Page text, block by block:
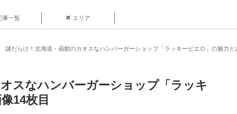
事一覧 エリア
謎だらけ！北海道・函館のカオスなハンバーガーショップ「ラッキーピエロ」の魅力と
スなハンバーガーショップ「ラッキ
14枚目